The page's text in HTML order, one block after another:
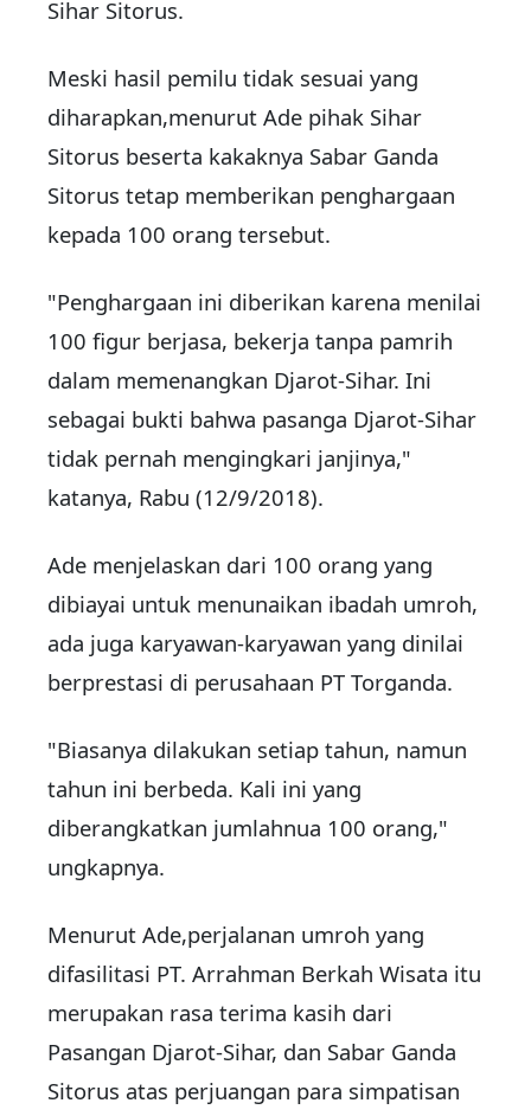
Sihar Sitorus.
Meski hasil pemilu tidak sesuai yang
diharapkan,menurut Ade pihak Sihar
Sitorus beserta kakaknya Sabar Ganda
Sitorus tetap memberikan penghargaan
kepada 100 orang tersebut.
"Penghargaan ini diberikan karena menilai
100 figur berjasa, bekerja tanpa pamrih
dalam memenangkan Djarot-Sihar. Ini
sebagai bukti bahwa pasanga Djarot-Sihar
tidak pernah mengingkari janjinya,"
katanya, Rabu (12/9/2018).
Ade menjelaskan dari 100 orang yang
dibiayai untuk menunaikan ibadah umroh,
ada juga karyawan-karyawan yang dinilai
berprestasi di perusahaan PT Torganda.
"Biasanya dilakukan setiap tahun, namun
tahun ini berbeda. Kali ini yang
diberangkatkan jumlahnua 100 orang,"
ungkapnya.
Menurut Ade,perjalanan umroh yang
difasilitasi PT. Arrahman Berkah Wisata itu
merupakan rasa terima kasih dari
Pasangan Djarot-Sihar, dan Sabar Ganda
Sitorus atas perjuangan para simpatisan